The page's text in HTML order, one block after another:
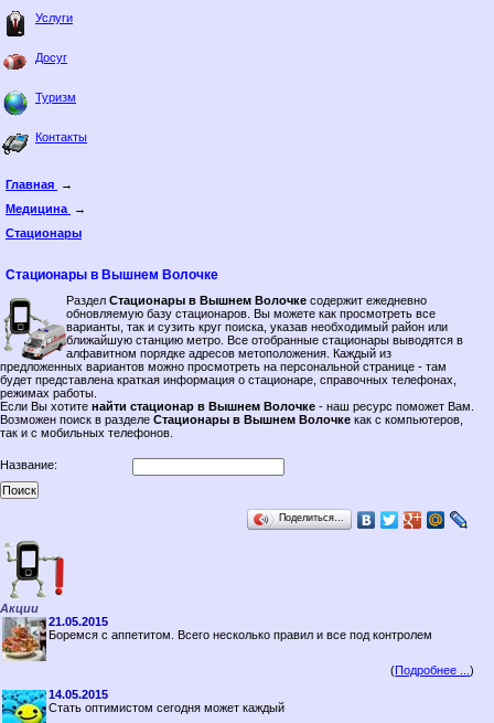
Услуги
Досуг
Туризм
Контакты
Главная
→
Медицина
→
Стационары
Стационары в Вышнем Волочке
Раздел Стационары в Вышнем Волочке содержит ежедневно
обновляемую базу стационаров. Вы можете как просмотреть все
варианты, так и сузить круг поиска, указав необходимый район или
ближайшую станцию метро. Все отобранные стационары выводятся в
алфавитном порядке адресов метоположения. Каждый из
предложенных вариантов можно просмотреть на персональной странице - там
будет представлена краткая информация о стационаре, справочных телефонах,
режимах работы.
Если Вы хотите найти стационар в Вышнем Волочке - наш ресурс поможет Вам.
Возможен поиск в разделе Стационары в Вышнем Волочке как с компьютеров,
так и с мобильных телефонов.
Название:
Поделиться…
Акции
21.05.2015
Боремся с аппетитом. Всего несколько правил и все под контролем
(Подробнее ...)
14.05.2015
Стать оптимистом сегодня может каждый